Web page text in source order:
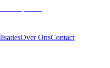
Over OnsContact